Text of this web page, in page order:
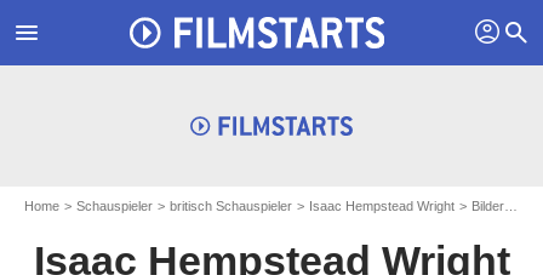
menu profil search
Home Schauspieler britisch Schauspieler Isaac Hempstead Wright Bilder zu Isaac Hempstead Wright
Isaac Hempstead Wright